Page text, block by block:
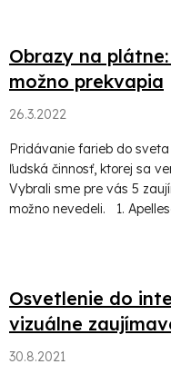
Obrazy na
možno prekvapia
26.3.2022
Pridávanie farieb do
ľudská činnosť, ktorej sa
Vybrali sme pre vás 5
možno nevedeli. 1.
Osvetlenie do
vizuálne
30.8.2021